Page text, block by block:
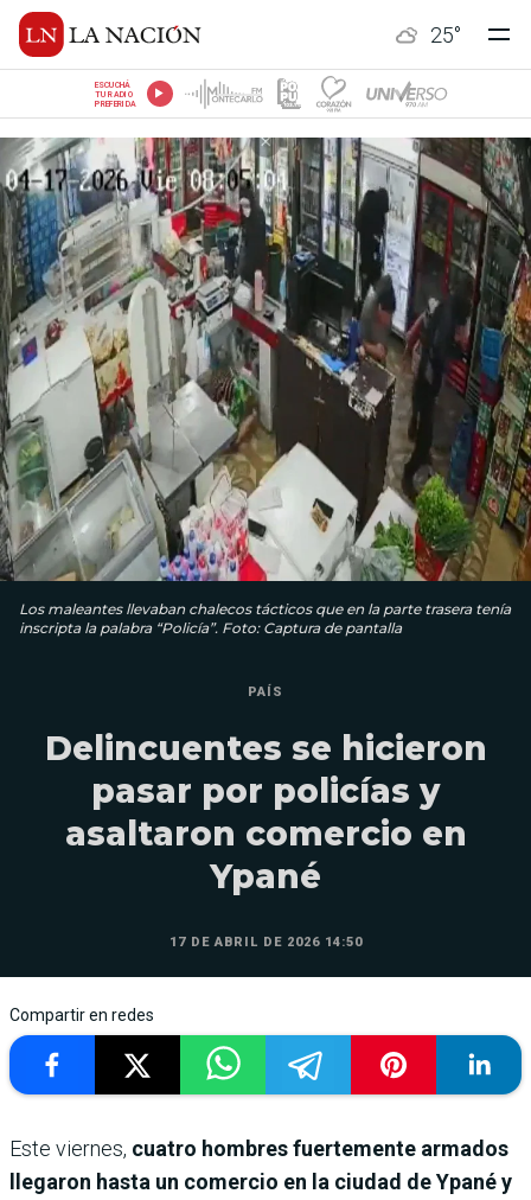
25°
ESCUCHÁ
TU RADIO
PREFERIDA
Los maleantes llevaban chalecos tácticos que en la parte trasera tenía
inscripta la palabra “Policía”. Foto: Captura de pantalla
PAÍS
Delincuentes se hicieron
pasar por policías y
asaltaron comercio en
Ypané
17 DE ABRIL DE 2026 14:50
Compartir en redes
Este viernes, cuatro hombres fuertemente armados
llegaron hasta un comercio en la ciudad de Ypané y